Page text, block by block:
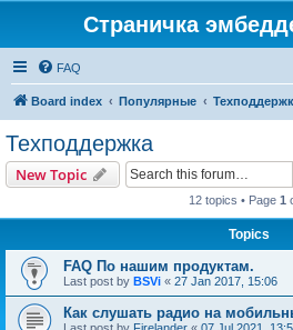
Страничка
FAQ
Board index Популярные
Техподдержка
New Topic
12 topics • Page 1
Topics
FAQ По нашим продуктам.
Last post by BSVi « 27 Jan 2017, 15:06
Как слушать радио на